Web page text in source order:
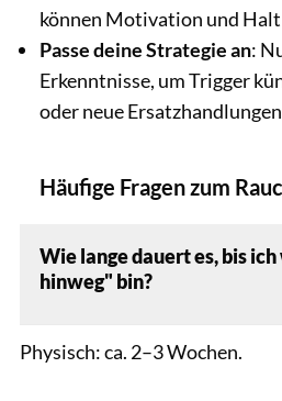
können Motivation und Halt
Passe deine Strategie an:
Erkenntnisse, um Trigger
oder neue
Häufige Fragen zum
Wie lange dauert es, bis
hinweg" bin?
Physisch: ca. 2–3 Wochen.